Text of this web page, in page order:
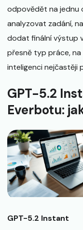
odpovědět na jednu
analyzovat zadání,
dodat finální výstup
přesně typ práce,
inteligenci nejčastěji
GPT-5.2
Everbotu:
GPT-5.2 Instant